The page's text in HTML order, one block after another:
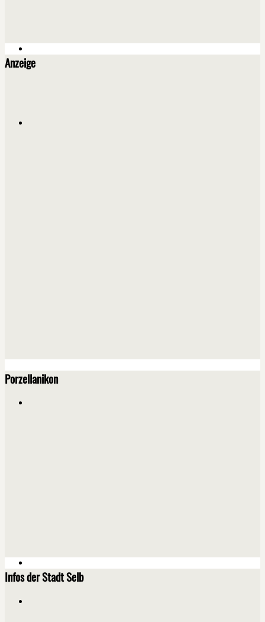
Anzeige
Porzellanikon
Infos der Stadt Selb